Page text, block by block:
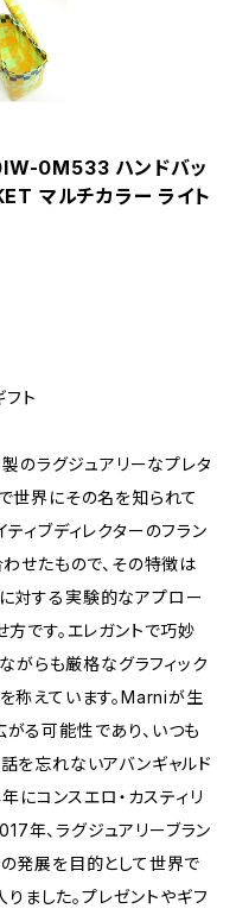
0M533 ハンドバッ
マルチカラー ライト
ト
のラグジュアリーなプレタ
世界にその名を知られて
ィブディレクターのフラン
わせたもので、その特徴は
対する実験的なアプロー
方です。エレガントで巧妙
がらも厳格なグラフィック
称えています。Marniが生
る可能性であり、いつも
を忘れないアバンギャルド
にコンスエロ・カスティリ
年、ラグジュアリーブラン
発展を目的として世界で
ました。プレゼントやギフ